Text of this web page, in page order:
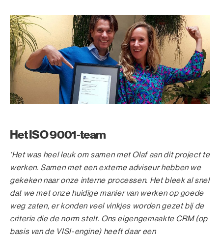
Het ISO 9001-team
‘Het was heel leuk om samen met Olaf aan dit project te
werken. Samen met een externe adviseur hebben we
gekeken naar onze interne processen. Het bleek al snel
dat we met onze huidige manier van werken op goede
weg zaten, er konden veel vinkjes worden gezet bij de
criteria die de norm stelt. Ons eigengemaakte CRM (op
basis van de VISI-engine) heeft daar een